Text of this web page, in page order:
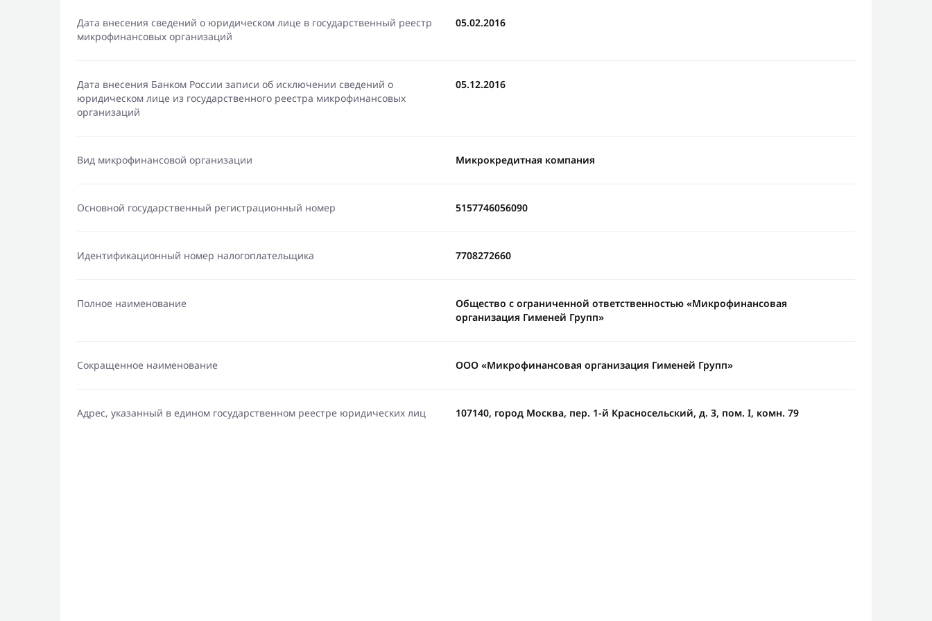
Дата внесения сведений о юридическом лице в государственный реестр
микрофинансовых организаций
05.02.2016
Дата внесения Банком России записи об исключении сведений о
юридическом лице из государственного реестра микрофинансовых
организаций
05.12.2016
Вид микрофинансовой организации Микрокредитная компания
Основной государственный регистрационный номер 5157746056090
Идентификационный номер налогоплательщика 7708272660
Полное наименование
Общество с ограниченной ответственностью «Микрофинансовая
организация Гименей Групп»
Сокращенное наименование ООО «Микрофинансовая организация Гименей Групп»
Адрес, указанный в едином государственном реестре юридических лиц 107140, город Москва, пер. 1-й Красносельский, д. 3, пом. I, комн. 79